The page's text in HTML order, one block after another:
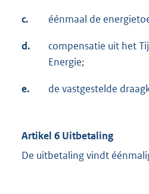
c. éénmaal de
d.
compensatie uit het
Energie;
e. de vastgestelde
Artikel 6 Uitbetaling
De uitbetaling vindt